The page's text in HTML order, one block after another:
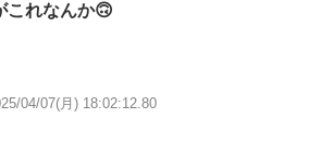
これなんか🙃
04/07(月) 18:02:12.80